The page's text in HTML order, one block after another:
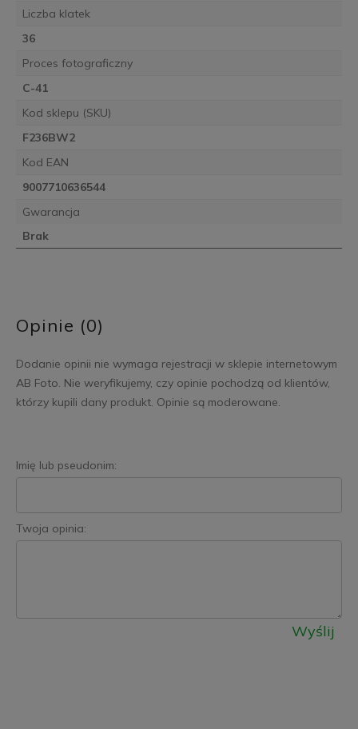
Liczba klatek
36
Proces fotograficzny
C-41
Kod sklepu (SKU)
F236BW2
Kod EAN
9007710636544
Gwarancja
Brak
Opinie (0)
Dodanie opinii nie wymaga rejestracji w sklepie internetowym
AB Foto. Nie weryfikujemy, czy opinie pochodzą od klientów,
którzy kupili dany produkt. Opinie są moderowane.
Imię lub pseudonim:
Twoja opinia:
Wyślij